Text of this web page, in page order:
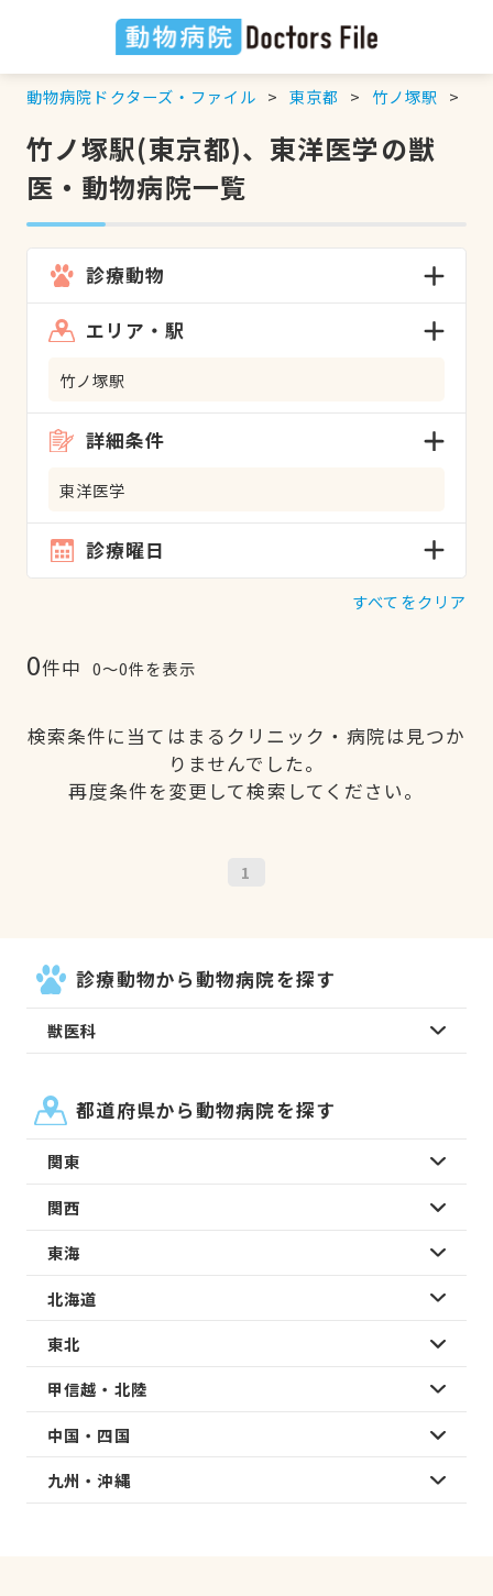
動物病院ドクターズ・ファイル 東京都 竹ノ塚駅
竹ノ塚駅(東京都)、東洋医学の獣
医・動物病院一覧
診療動物
エリア・駅
竹ノ塚駅
詳細条件
東洋医学
診療曜日
すべてをクリア
0件中 0〜0件を表示
検索条件に当てはまるクリニック・病院は見つか
りませんでした。
再度条件を変更して検索してください。
1
診療動物から動物病院を探す
獣医科
都道府県から動物病院を探す
関東
関西
東海
北海道
東北
甲信越・北陸
中国・四国
九州・沖縄